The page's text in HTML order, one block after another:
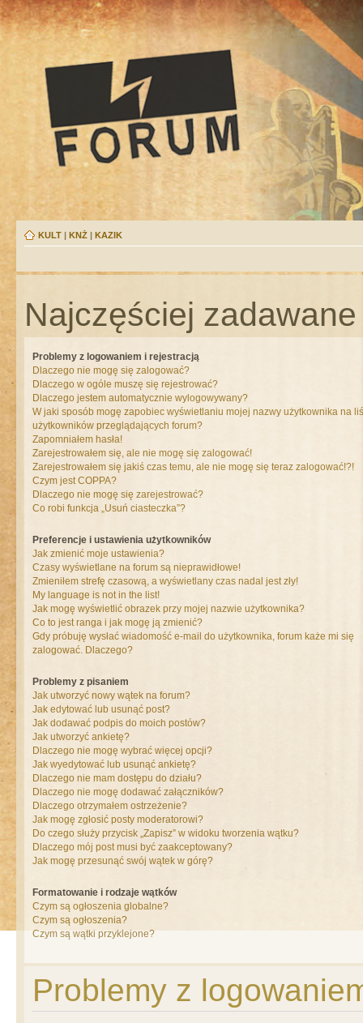
KULT | KNŻ | KAZIK
Najczęściej
Problemy z logowaniem i rejestracją
Dlaczego nie mogę się zalogować?
Dlaczego w ogóle muszę się rejestrować?
Dlaczego jestem automatycznie wylogowywany?
W jaki sposób mogę zapobiec wyświetlaniu mojej nazwy użytkownika na
użytkowników przeglądających forum?
Zapomniałem hasła!
Zarejestrowałem się, ale nie mogę się zalogować!
Zarejestrowałem się jakiś czas temu, ale nie mogę się teraz zalogować!?!
Czym jest COPPA?
Dlaczego nie mogę się zarejestrować?
Co robi funkcja „Usuń ciasteczka”?
Preferencje i ustawienia użytkowników
Jak zmienić moje ustawienia?
Czasy wyświetlane na forum są nieprawidłowe!
Zmieniłem strefę czasową, a wyświetlany czas nadal jest zły!
My language is not in the list!
Jak mogę wyświetlić obrazek przy mojej nazwie użytkownika?
Co to jest ranga i jak mogę ją zmienić?
Gdy próbuję wysłać wiadomość e-mail do użytkownika, forum każe mi się
zalogować. Dlaczego?
Problemy z pisaniem
Jak utworzyć nowy wątek na forum?
Jak edytować lub usunąć post?
Jak dodawać podpis do moich postów?
Jak utworzyć ankietę?
Dlaczego nie mogę wybrać więcej opcji?
Jak wyedytować lub usunąć ankietę?
Dlaczego nie mam dostępu do działu?
Dlaczego nie mogę dodawać załączników?
Dlaczego otrzymałem ostrzeżenie?
Jak mogę zgłosić posty moderatorowi?
Do czego służy przycisk „Zapisz” w widoku tworzenia wątku?
Dlaczego mój post musi być zaakceptowany?
Jak mogę przesunąć swój wątek w górę?
Formatowanie i rodzaje wątków
Czym są ogłoszenia globalne?
Czym są ogłoszenia?
Czym są wątki przyklejone?
Problemy z